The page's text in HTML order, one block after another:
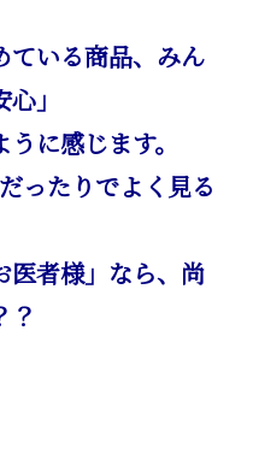
ている商品、みん
」
に感じます。
ったりでよく見る
医者様」なら、尚
？